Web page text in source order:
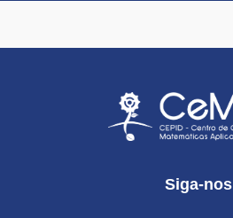
Siga-nos